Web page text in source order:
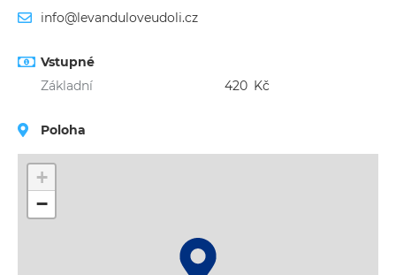
info@levanduloveudoli.cz
Vstupné
Základní
420 Kč
Poloha
+
−